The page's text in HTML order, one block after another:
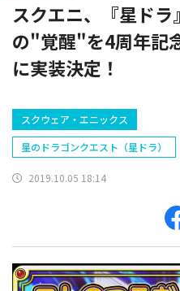
スクエニ、『星ドラ
の"覚醒"を4周年記
に実装決定！
スクウェア・エニックス
星のドラゴンクエスト（星ドラ）
2019.10.05 18:14